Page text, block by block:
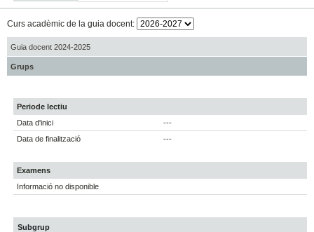
Curs acadèmic de la guia docent:
Guia docent 2024-2025
Grups
Periode lectiu
Data d'inici
---
Data de finalització
---
Examens
Informació no disponible
Subgrup